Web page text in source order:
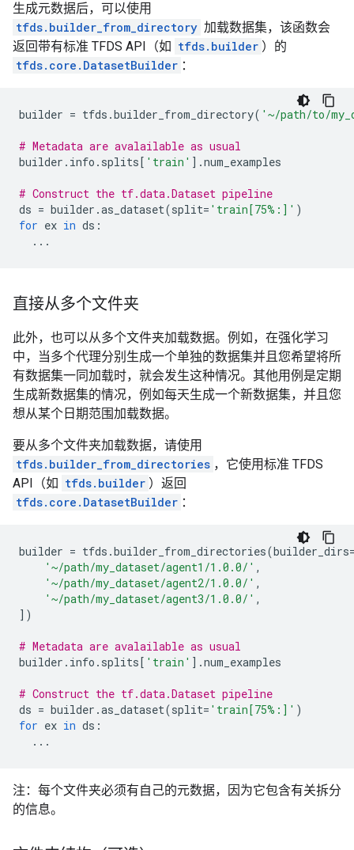
生成元数据后，可以使用
tfds.builder_from_directory 加载数据集，该函数会
返回带有标准 TFDS API（如 tfds.builder ）的
tfds.core.DatasetBuilder ：
builder = tfds .builder_from_directory( '~/path/to/
# Metadata are avalailable as usual
builder . info . splits[ 'train' ] .num_examples
# Construct the tf.data.Dataset pipeline
ds = builder .as_dataset(split= 'train[75%:]' )
for ex in ds :
...
直接从多个文件夹
此外，也可以从多个文件夹加载数据。例如，在强化学习
中，当多个代理分别生成一个单独的数据集并且您希望将所
有数据集一同加载时，就会发生这种情况。其他用例是定期
生成新数据集的情况，例如每天生成一个新数据集，并且您
想从某个日期范围加载数据。
要从多个文件夹加载数据，请使用
tfds.builder_from_directories ，它使用标准 TFDS
API（如 tfds.builder ）返回
tfds.core.DatasetBuilder ：
builder = tfds .builder_from_directories(builder_dirs
'~/path/my_dataset/agent1/1.0.0/' ,
'~/path/my_dataset/agent2/1.0.0/' ,
'~/path/my_dataset/agent3/1.0.0/' ,
])
# Metadata are avalailable as usual
builder . info . splits[ 'train' ] .num_examples
# Construct the tf.data.Dataset pipeline
ds = builder .as_dataset(split= 'train[75%:]' )
for ex in ds :
...
注：每个文件夹必须有自己的元数据，因为它包含有关拆分
的信息。